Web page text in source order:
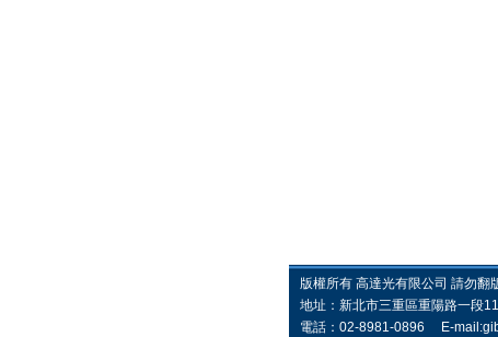
版權所有 高達光有限公司 請勿翻
地址：新北市三重區重陽路一段
電話：02-8981-0896 E-mail: